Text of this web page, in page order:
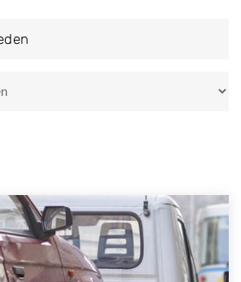
een vergoeding voor uw
een sloperij in een andere plaats of
kiezen om direct uw sloopauto te
laten halen door de Sloopauto
Wij kunnen uw
in Teeffelen. Neem telefonisch